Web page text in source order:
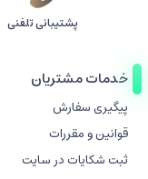
پشتیبانی تلفنی
خدمات مشتریان
پیگیری سفارش
قوانین و مقررات
ثبت شکایات در سایت